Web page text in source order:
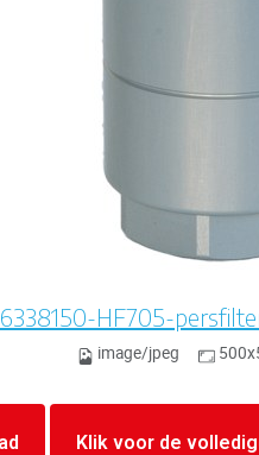
HF705-
image/jpeg
Klik voor de